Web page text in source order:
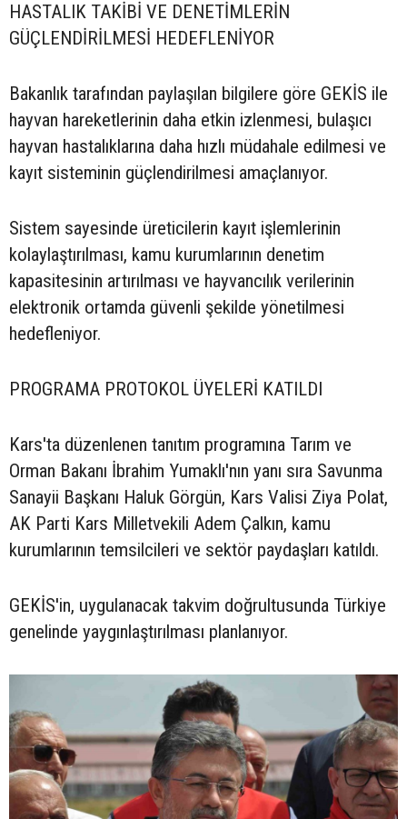
HASTALIK TAKİBİ VE DENETİMLERİN
GÜÇLENDİRİLMESİ HEDEFLENİYOR
Bakanlık tarafından paylaşılan bilgilere göre GEKİS ile
hayvan hareketlerinin daha etkin izlenmesi, bulaşıcı
hayvan hastalıklarına daha hızlı müdahale edilmesi ve
kayıt sisteminin güçlendirilmesi amaçlanıyor.
Sistem sayesinde üreticilerin kayıt işlemlerinin
kolaylaştırılması, kamu kurumlarının denetim
kapasitesinin artırılması ve hayvancılık verilerinin
elektronik ortamda güvenli şekilde yönetilmesi
hedefleniyor.
PROGRAMA PROTOKOL ÜYELERİ KATILDI
Kars'ta düzenlenen tanıtım programına Tarım ve
Orman Bakanı İbrahim Yumaklı'nın yanı sıra Savunma
Sanayii Başkanı Haluk Görgün, Kars Valisi Ziya Polat,
AK Parti Kars Milletvekili Adem Çalkın, kamu
kurumlarının temsilcileri ve sektör paydaşları katıldı.
GEKİS'in, uygulanacak takvim doğrultusunda Türkiye
genelinde yaygınlaştırılması planlanıyor.